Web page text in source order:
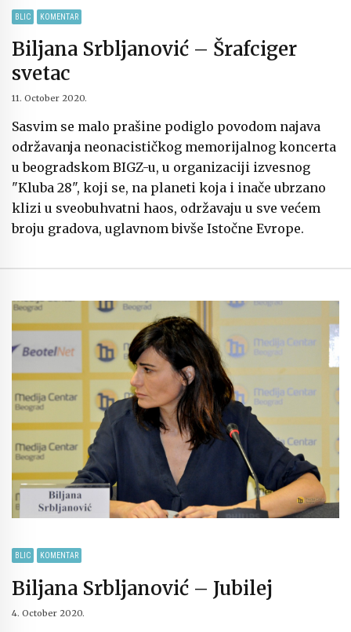
BLIC KOMENTAR
Biljana Srbljanović – Šrafciger
svetac
11. October 2020.
Sasvim se malo prašine podiglo povodom najava
održavanja neonacističkog memorijalnog koncerta
u beogradskom BIGZ-u, u organizaciji izvesnog
"Kluba 28", koji se, na planeti koja i inače ubrzano
klizi u sveobuhvatni haos, održavaju u sve većem
broju gradova, uglavnom bivše Istočne Evrope.
BLIC KOMENTAR
Biljana Srbljanović – Jubilej
4. October 2020.